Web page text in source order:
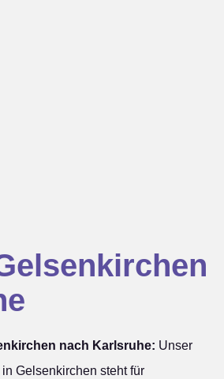
nach Karlsruhe: Unser
Gelsenkirchen steht für